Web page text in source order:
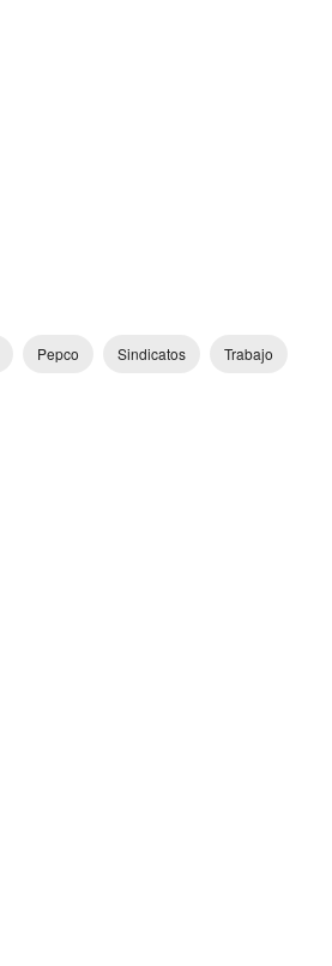
Pepco Sindicatos Trabajo